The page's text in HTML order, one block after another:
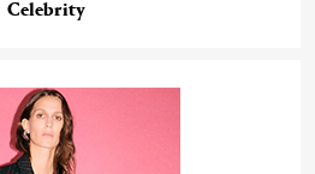
Celebrity